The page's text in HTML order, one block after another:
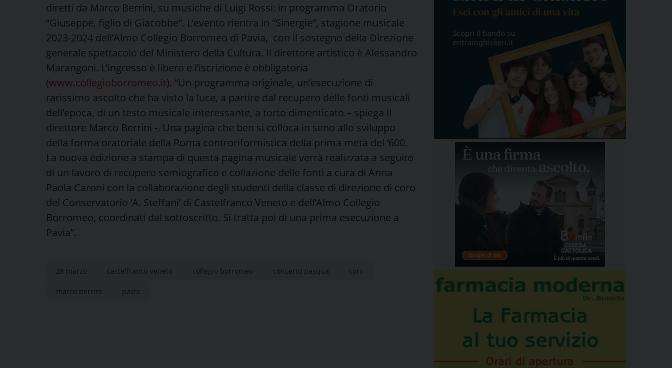
diretti da Marco Berrini, su musiche di Luigi Rossi: in programma Oratorio
“Giuseppe, figlio di Giacobbe”. L’evento rientra in “Sinergie”, stagione musicale
2023-2024 dell’Almo Collegio Borromeo di Pavia, con il sostegno della Direzione
generale spettacolo del Ministero della Cultura. Il direttore artistico è Alessandro
Marangoni. L’ingresso è libero e l’iscrizione è obbligatoria
(www.collegioborromeo.it). “Un programma originale, un’esecuzione di
rarissimo ascolto che ha visto la luce, a partire dal recupero delle fonti musicali
dell’epoca, di un testo musicale interessante, a torto dimenticato – spiega il
direttore Marco Berrini -. Una pagina che ben si colloca in seno allo sviluppo
della forma oratoriale della Roma controriformistica della prima metà del ‘600.
La nuova edizione a stampa di questa pagina musicale verrà realizzata a seguito
di un lavoro di recupero semiografico e collazione delle fonti a cura di Anna
Paola Caroni con la collaborazione degli studenti della classe di direzione di coro
del Conservatorio ‘A. Steffani’ di Castelfranco Veneto e dell’Almo Collegio
Borromeo, coordinati dal sottoscritto. Si tratta poi di una prima esecuzione a
Pavia”.
28 marzo castelfranco veneto collegio borromeo concerto pasqua coro
marco berrini pavia